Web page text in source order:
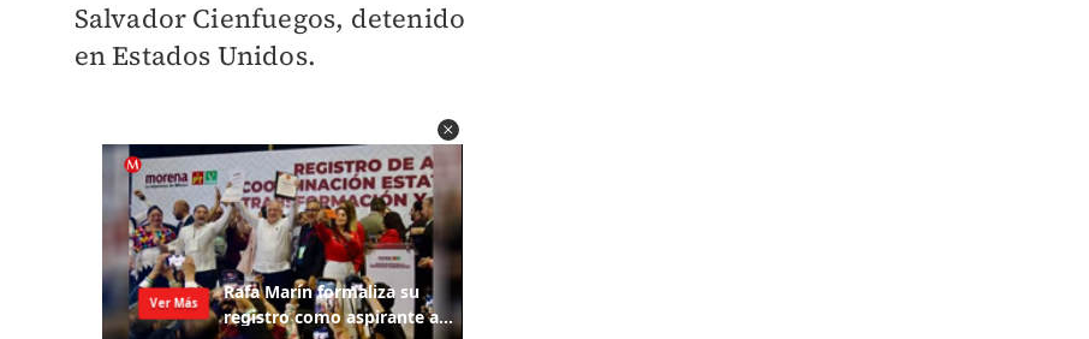
Salvador Cienfuegos, detenido
en Estados Unidos.